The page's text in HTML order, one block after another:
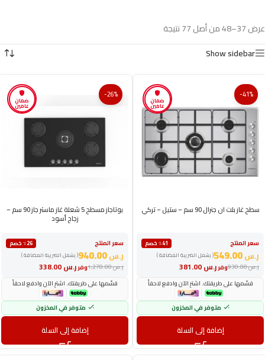
عرض 37–48 من أصل 77 نتيجة
Show sidebar
ضمان
عامين
-41%
سطح غاز بلت ان جنرال 90 سم – ستيل – تركي
سعر المنتج
٪41 خصم
( يشمل الضريبة المضافة )
ر.س
وفرر.س ر.س930.00
قسّمها على طريقتك. اشترِ الآن وادفع لاحقاً
متوفر في المخزون
إضافة إلى السلة
ضمان
عامين
-26%
بوتاجاز مسطح 5 شعلة غاز ماستر جاز 90 سم –
زجاج أسود
سعر المنتج
٪26 خصم
( يشمل الضريبة المضافة )
ر.س
وفرر.س ر.س1,278.00
قسّمها على طريقتك. اشترِ الآن وادفع لاحقاً
متوفر في المخزون
إضافة إلى السلة